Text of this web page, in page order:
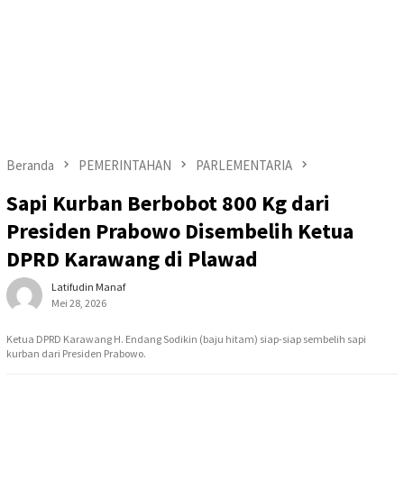
Beranda PEMERINTAHAN PARLEMENTARIA
Sapi Kurban Berbobot 800 Kg dari
Presiden Prabowo Disembelih Ketua
DPRD Karawang di Plawad
Latifudin Manaf
Mei 28, 2026
Ketua DPRD Karawang H. Endang Sodikin (baju hitam) siap-siap sembelih sapi
kurban dari Presiden Prabowo.